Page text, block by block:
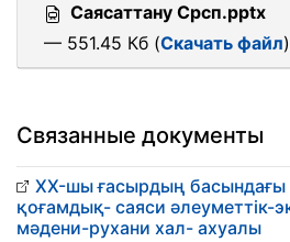
Саясаттану Срсп.pptx
— 551.45 Кб (Скачать файл)
Связанные документы
XX-шы ғасырдың басындағы
қоғамдық- саяси әлеуметтік-
мәдени-рухани хал- ахуалы